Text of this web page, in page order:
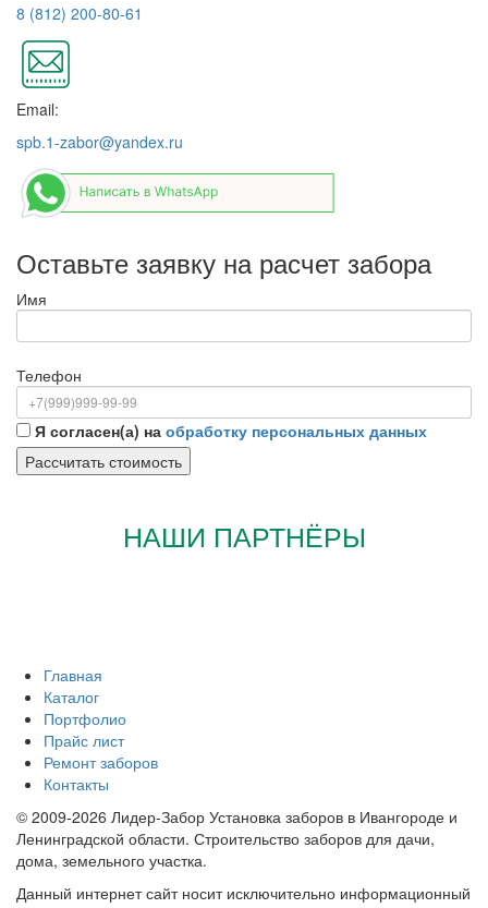
8 (812) 200-80-61
Email:
spb.1-zabor@yandex.ru
Оставьте заявку на расчет забора
Имя
Телефон
Я согласен(а) на обработку персональных данных
НАШИ ПАРТНЁРЫ
Главная
Каталог
Портфолио
Прайс лист
Ремонт заборов
Контакты
© 2009-2026 Лидер-Забор Установка заборов в Ивангороде и
Ленинградской области. Строительство заборов для дачи,
дома, земельного участка.
Данный интернет сайт носит исключительно информационный